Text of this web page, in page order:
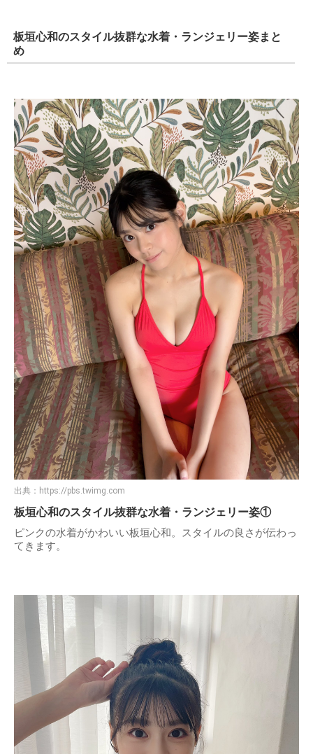
板垣心和のスタイル抜群な水着・ランジェリー姿まと
め
出典： https://pbs.twimg.com
板垣心和のスタイル抜群な水着・ランジェリー姿①
ピンクの水着がかわいい板垣心和。スタイルの良さが伝わっ
てきます。